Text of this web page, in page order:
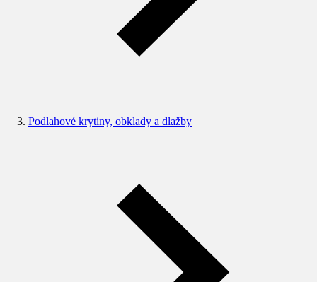
Podlahové krytiny, obklady a dlažby